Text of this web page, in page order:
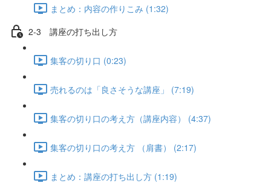
まとめ：内容の作りこみ (1:32)
2-3 講座の打ち出し方
集客の切り口 (0:23)
売れるのは「良さそうな講座」 (7:19)
集客の切り口の考え方（講座内容） (4:37)
集客の切り口の考え方 （肩書） (2:17)
まとめ：講座の打ち出し方 (1:19)